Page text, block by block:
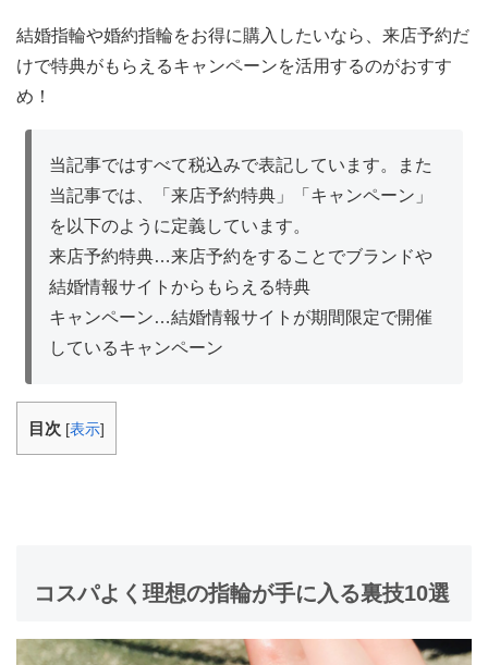
結婚指輪や婚約指輪をお得に購入したいなら、来店予約だ
けで特典がもらえるキャンペーンを活用するのがおすす
め！
当記事ではすべて税込みで表記しています。また
当記事では、「来店予約特典」「キャンペーン」
を以下のように定義しています。
来店予約特典…来店予約をすることでブランドや
結婚情報サイトからもらえる特典
キャンペーン…結婚情報サイトが期間限定で開催
しているキャンペーン
目次 [表示]
コスパよく理想の指輪が手に入る裏技10選